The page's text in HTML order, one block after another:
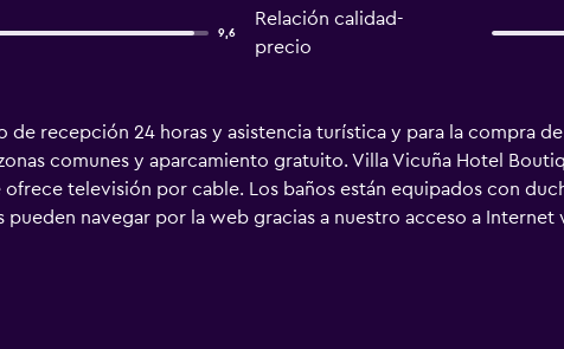
9,6
Relación calidad-
precio
recepción 24 horas y asistencia turística y para la compra
comunes y aparcamiento gratuito. Villa Vicuña Hotel
televisión por cable. Los baños están equipados con
pueden navegar por la web gracias a nuestro acceso a
las actividades de ocio y esparcimiento que se indican más
recargo).